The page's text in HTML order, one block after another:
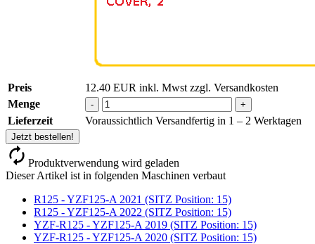
Preis 12.40 EUR inkl. Mwst zzgl. Versandkosten
Menge
- +
Lieferzeit Voraussichtlich Versandfertig in 1 – 2 Werktagen
Jetzt bestellen!
Produktverwendung wird geladen
Dieser Artikel ist in folgenden Maschinen verbaut
R125 - YZF125-A 2021 (SITZ Position: 15)
R125 - YZF125-A 2022 (SITZ Position: 15)
YZF-R125 - YZF125-A 2019 (SITZ Position: 15)
YZF-R125 - YZF125-A 2020 (SITZ Position: 15)